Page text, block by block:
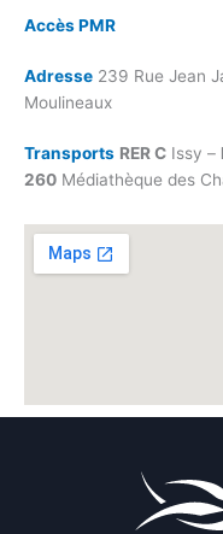
Accès PMR
Adresse 239 Rue Jean
Moulineaux
Transports RER C Issy –
260 Médiathèque des